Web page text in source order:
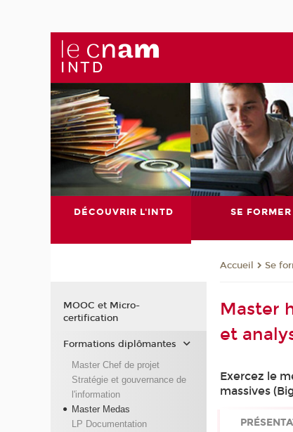
DÉCOUVRIR L'INTD SE FORMER
Accueil Se
Master
et
Exercez le
massives
MOOC et Micro-
certification
Formations diplômantes
Master Chef de projet
Stratégie et gouvernance de
l'information
Master Medas
LP Documentation